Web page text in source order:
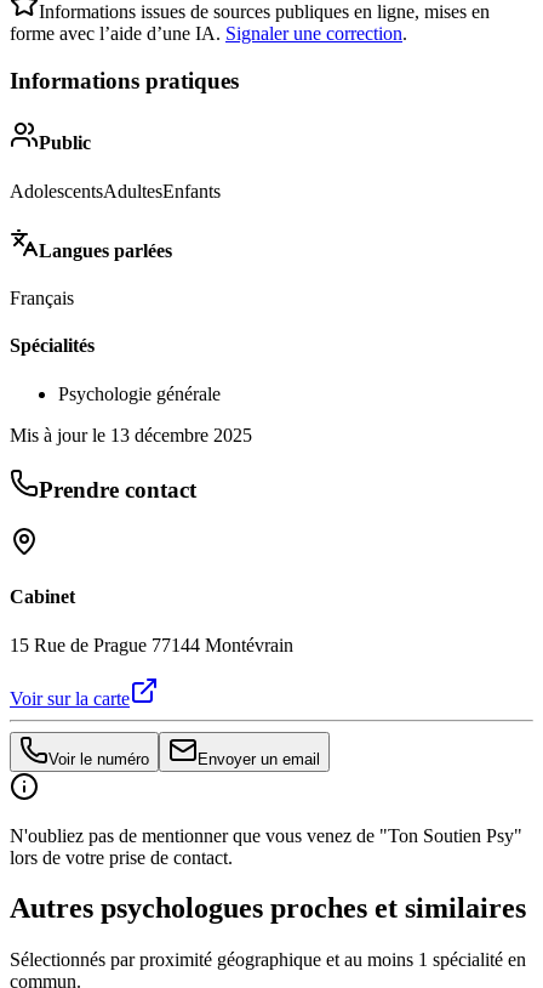
Informations issues de sources publiques en ligne, mises en
forme avec l’aide d’une IA. Signaler une correction.
Informations pratiques
Public
AdolescentsAdultesEnfants
Langues parlées
Français
Spécialités
Psychologie générale
Mis à jour le 13 décembre 2025
Prendre contact
Cabinet
15 Rue de Prague 77144 Montévrain
Voir sur la carte
Voir le numéro Envoyer un email
N'oubliez pas de mentionner que vous venez de "Ton Soutien Psy"
lors de votre prise de contact.
Autres psychologues proches et similaires
Sélectionnés par proximité géographique et au moins 1 spécialité en
commun.